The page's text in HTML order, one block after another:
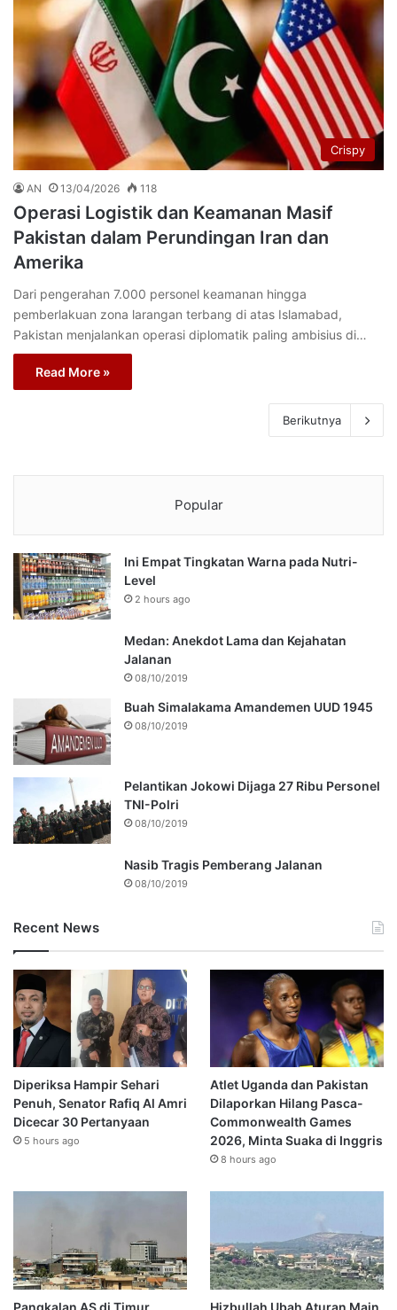
Crispy
AN 13/04/2026 118
Operasi Logistik dan Keamanan Masif
Pakistan dalam Perundingan Iran dan
Amerika
Dari pengerahan 7.000 personel keamanan hingga
pemberlakuan zona larangan terbang di atas Islamabad,
Pakistan menjalankan operasi diplomatik paling ambisius di…
Read More »
Berikutnya
Popular
Ini Empat Tingkatan Warna pada Nutri-
Level
2 hours ago
Medan: Anekdot Lama dan Kejahatan
Jalanan
08/10/2019
Buah Simalakama Amandemen UUD 1945
08/10/2019
Pelantikan Jokowi Dijaga 27 Ribu Personel
TNI-Polri
08/10/2019
Nasib Tragis Pemberang Jalanan
08/10/2019
Recent News
Diperiksa Hampir Sehari
Penuh, Senator Rafiq Al Amri
Dicecar 30 Pertanyaan
5 hours ago
Atlet Uganda dan Pakistan
Dilaporkan Hilang Pasca-
Commonwealth Games
2026, Minta Suaka di Inggris
8 hours ago